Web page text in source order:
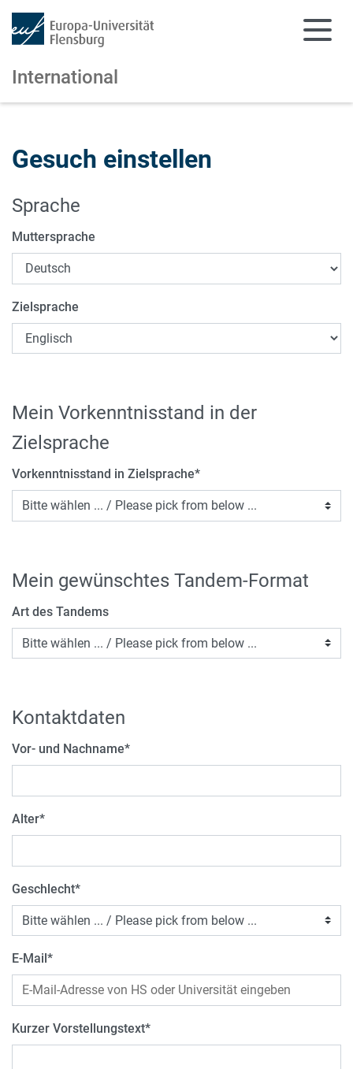
International
Gesuch einstellen
Sprache
Muttersprache
Zielsprache
Mein Vorkenntnisstand in der
Zielsprache
Vorkenntnisstand in Zielsprache*
Mein gewünschtes Tandem-Format
Art des Tandems
Kontaktdaten
Vor- und Nachname*
Alter*
Geschlecht*
E-Mail *
Kurzer Vorstellungstext*